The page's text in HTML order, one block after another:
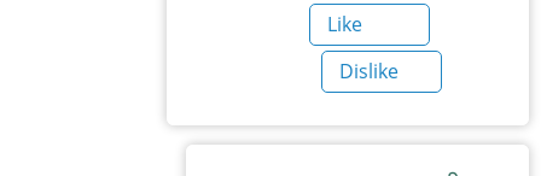
भुस्कुटे
Like
Dislike